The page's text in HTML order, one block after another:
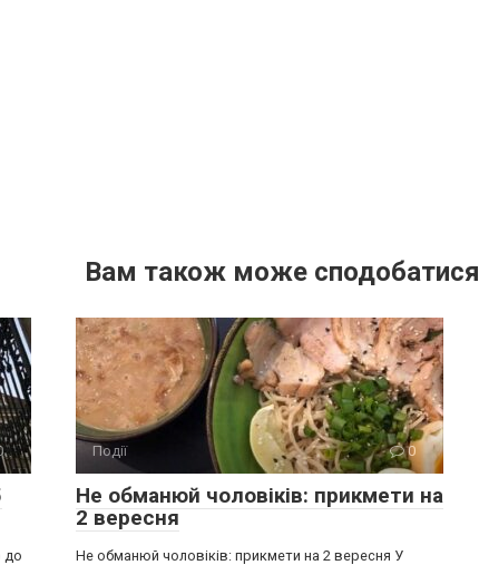
Вам також може сподобатися
до
Події 0
Не обманюй чоловіків: прикмети на
2 вересня
Не обманюй чоловіків: прикмети на 2 вересня У